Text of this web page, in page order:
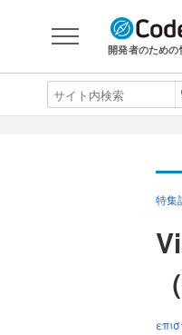
開発者のため
特集